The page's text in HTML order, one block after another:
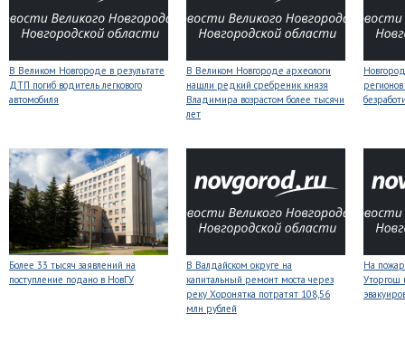
В Великом Новгороде в результате
ДТП погиб водитель легкового
автомобиля
В Великом Новгороде археологи
нашли редкий сребреник князя
Владимира возрастом более тысячи
лет
Более 33 тысяч заявлений на
поступление подано в НовГУ
В Валдайском округе на
капитальный ремонт моста через
реку Хоронятка потратят 108,56
млн рублей
На
Уторгош